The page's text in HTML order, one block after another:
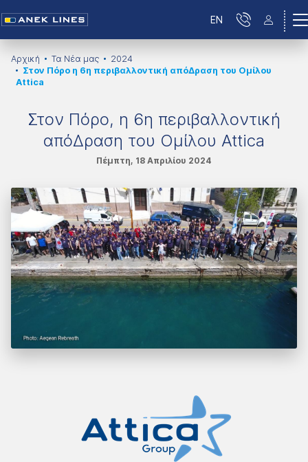
EN
Αρχική Τα Νέα μας
2024
Στον Πόρο η 6η περιβαλλοντική απόΔραση του Ομίλου
Attica
Στον Πόρο, η 6η περιβαλλοντική
απόΔραση του Ομίλου Attica
Πέμπτη, 18 Απριλίου 2024